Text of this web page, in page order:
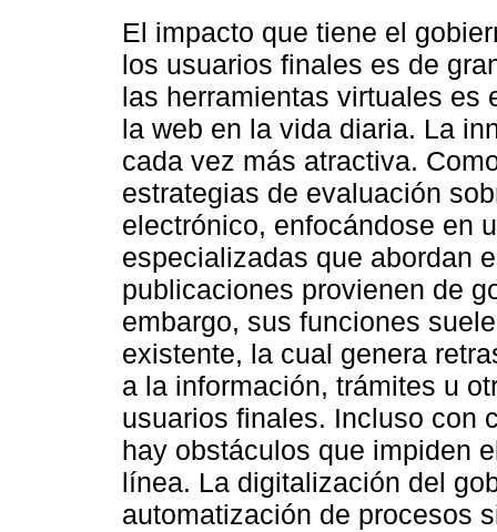
El impacto que tiene el
los usuarios finales es de
las herramientas virtuales es
la web en la vida diaria. La
cada vez más atractiva.
estrategias de evaluación
electrónico, enfocándose en
especializadas que abordan
publicaciones provienen de
embargo, sus funciones
existente, la cual genera
a la información, trámites u
usuarios finales. Incluso con
hay obstáculos que impiden
línea. La digitalización del
automatización de procesos